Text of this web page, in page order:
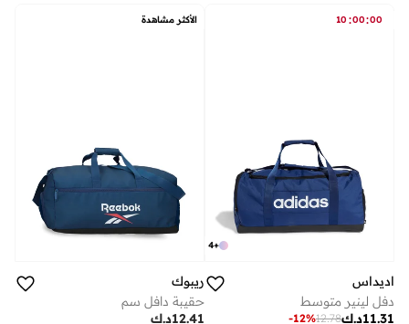
10 :00:00
+
4
اديداس
دفل لينير متوسط
د.ك11.31
12.78
-12%
الأكثر مشاهدة
ريبوك
حقيبة دافل سم
د.ك12.41